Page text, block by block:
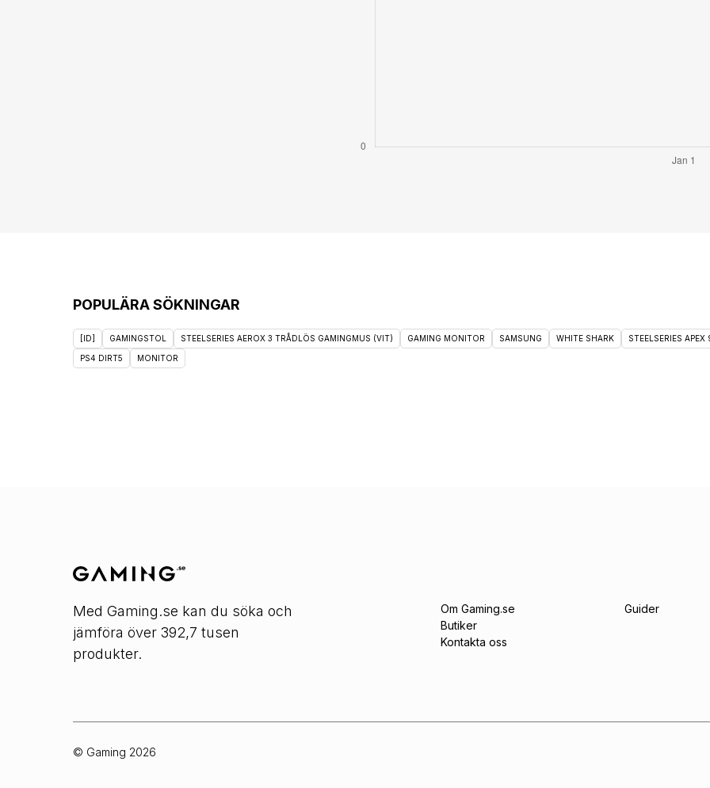
POPULÄRA SÖKNINGAR
[ID] GAMINGSTOL STEELSERIES AEROX 3 TRÅDLÖS GAMINGMUS (VIT) GAMING MONITOR SAMSUNG WHITE SHARK STEELSERIES
PS4 DIRT5 MONITOR
Med Gaming.se kan du söka och
jämföra över 392,7 tusen
produkter.
Om Gaming.se
Butiker
Kontakta oss
Guider
© Gaming 2026